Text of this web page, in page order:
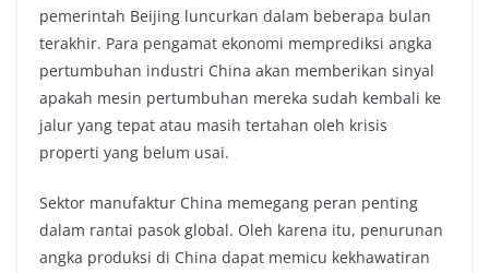
pemerintah Beijing luncurkan dalam beberapa bulan
terakhir. Para pengamat ekonomi memprediksi angka
pertumbuhan industri China akan memberikan sinyal
apakah mesin pertumbuhan mereka sudah kembali ke
jalur yang tepat atau masih tertahan oleh krisis
properti yang belum usai.
Sektor manufaktur China memegang peran penting
dalam rantai pasok global. Oleh karena itu, penurunan
angka produksi di China dapat memicu kekhawatiran